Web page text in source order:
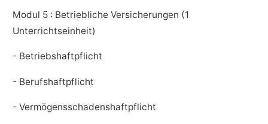
Modul 5 : Betriebliche Versicherungen (1
Unterrichtseinheit)
- Betriebshaftpflicht
- Berufshaftpflicht
- Vermögensschadenshaftpflicht